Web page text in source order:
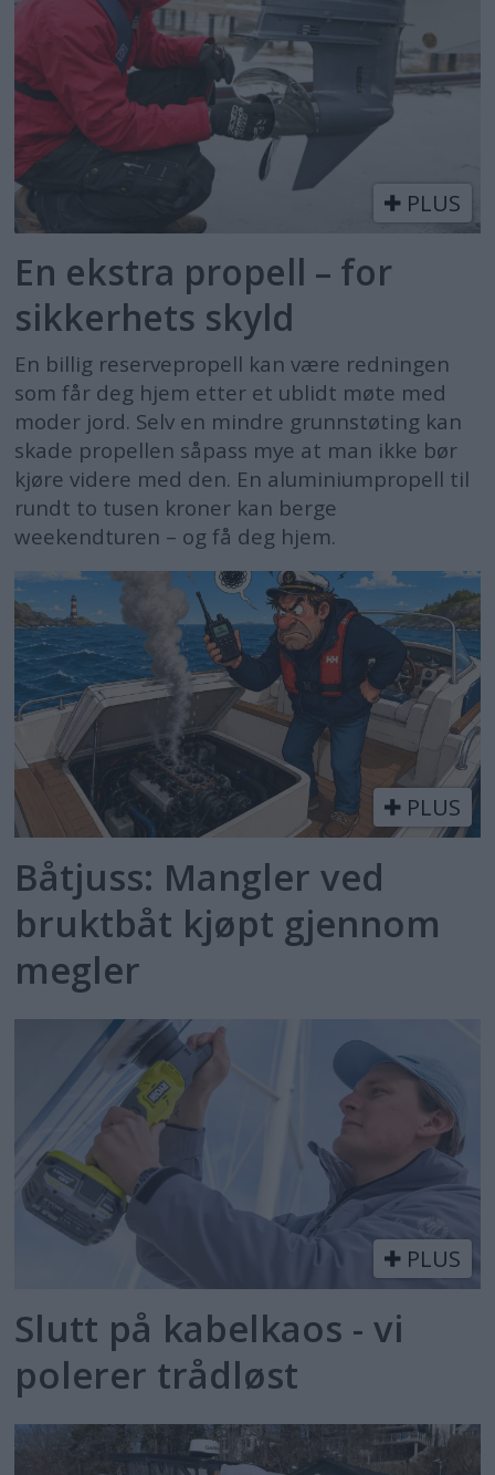
PLUS
En ekstra propell – for
sikkerhets skyld
En billig reservepropell kan være redningen
som får deg hjem etter et ublidt møte med
moder jord. Selv en mindre grunnstøting kan
skade propellen såpass mye at man ikke bør
kjøre videre med den. En aluminiumpropell til
rundt to tusen kroner kan berge
weekendturen – og få deg hjem.
PLUS
Båtjuss: Mangler ved
bruktbåt kjøpt gjennom
megler
PLUS
Slutt på kabelkaos - vi
polerer trådløst